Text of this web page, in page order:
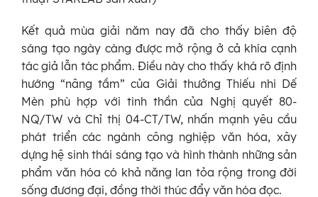
Kết quả mùa giải năm nay đã cho thấy biên độ
sáng tạo ngày càng được mở rộng ở cả khía cạnh
tác giả lẫn tác phẩm. Điều này cho thấy khá rõ định
hướng “nâng tầm” của Giải thưởng Thiếu nhi Dế
Mèn phù hợp với tinh thần của Nghị quyết 80-
NQ/TW và Chỉ thị 04-CT/TW, nhấn mạnh yêu cầu
phát triển các ngành công nghiệp văn hóa, xây
dựng hệ sinh thái sáng tạo và hình thành những sản
phẩm văn hóa có khả năng lan tỏa rộng trong đời
sống đương đại, đồng thời thúc đẩy văn hóa đọc.